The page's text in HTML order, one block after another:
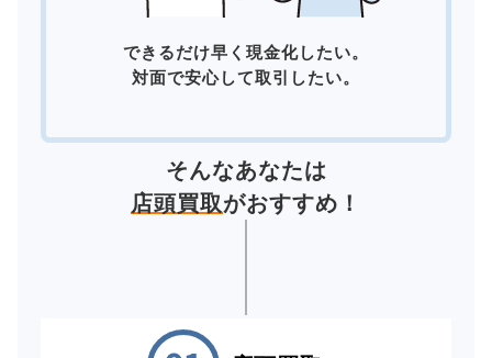
できるだけ早く現金化したい。
対面で安心して取引したい。
そんなあなたは
店頭買取がおすすめ！